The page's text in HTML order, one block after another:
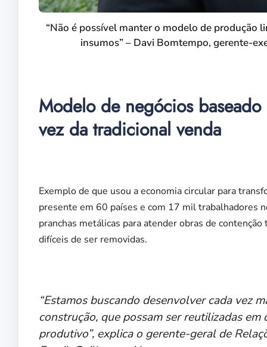
“Não é possível manter o modelo de produção
insumos” – Davi Bomtempo, gerente-
Modelo de negócios
vez da tradicional venda
Exemplo de que usou a economia circular para
presente em 60 países e com 17 mil trabalhadores
pranchas metálicas para atender obras de
difíceis de ser removidas.
“Estamos buscando desenvolver cada vez
construção, que possam ser reutilizadas
produtivo”, explica o gerente-geral de